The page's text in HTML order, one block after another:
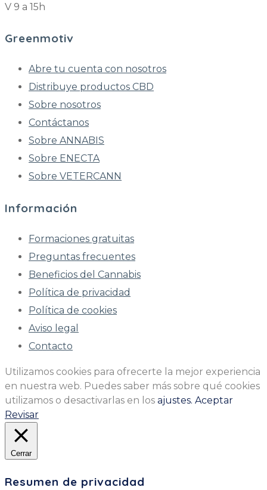
V 9 a 15h
Greenmotiv
Abre tu cuenta con nosotros
Distribuye productos CBD
Sobre nosotros
Contáctanos
Sobre ANNABIS
Sobre ENECTA
Sobre VETERCANN
Información
Formaciones gratuitas
Preguntas frecuentes
Beneficios del Cannabis
Política de privacidad
Política de cookies
Aviso legal
Contacto
Utilizamos cookies para ofrecerte la mejor experiencia
en nuestra web. Puedes saber más sobre qué cookies
utilizamos o desactivarlas en los ajustes. Aceptar
Revisar
Cerrar
Resumen de privacidad